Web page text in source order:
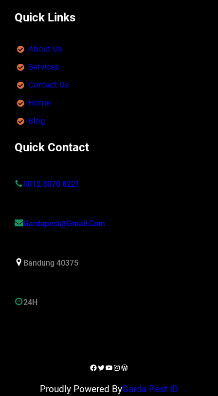
Quick Links
About Us
Services
Contact Us
Home
Blog
Quick Contact
0812 8070 8221
Gardapest@gmail.com
Bandung 40375
24H
Facebook
Twitter
YouTube
Instagram
WordPress
Proudly Powered ByGarda Pest ID